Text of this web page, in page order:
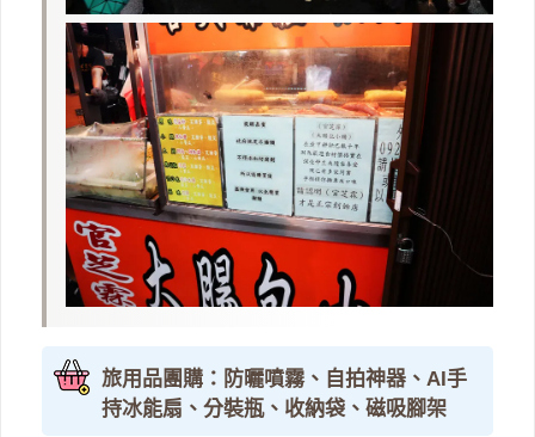
旅用品團購：防曬噴霧、自拍神器、AI手
持冰能扇、分裝瓶、收納袋、磁吸腳架